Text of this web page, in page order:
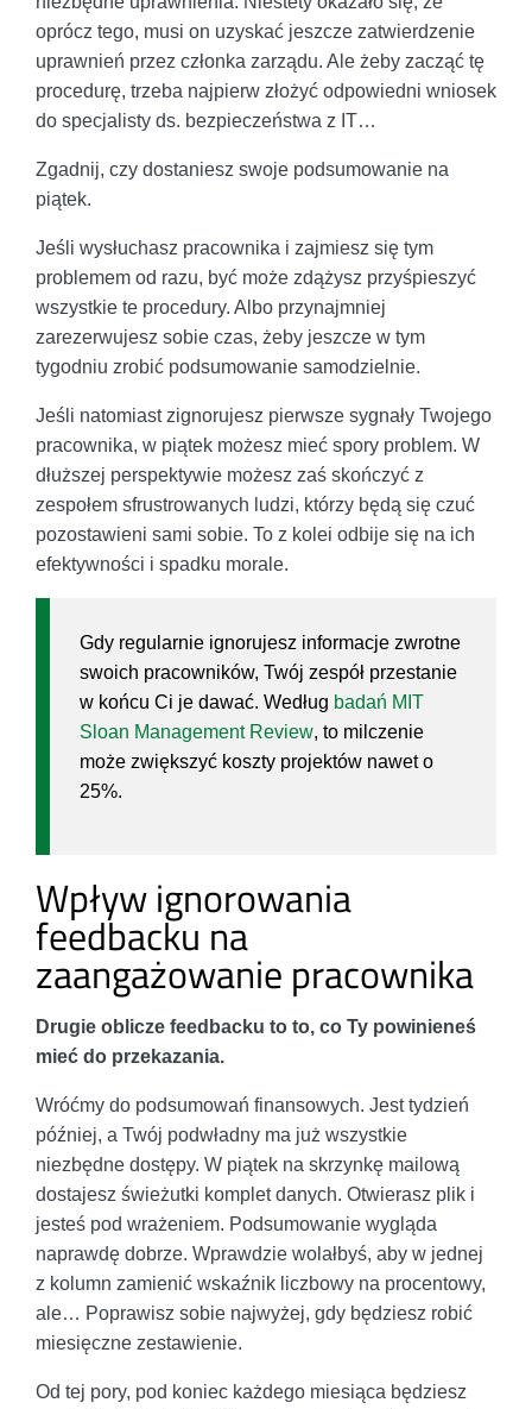
oprócz tego, musi on uzyskać jeszcze zatwierdzenie
uprawnień przez członka zarządu. Ale żeby zacząć tę
procedurę, trzeba najpierw złożyć odpowiedni wniosek
do specjalisty ds. bezpieczeństwa z IT…
Zgadnij, czy dostaniesz swoje podsumowanie na
piątek.
Jeśli wysłuchasz pracownika i zajmiesz się tym
problemem od razu, być może zdążysz przyśpieszyć
wszystkie te procedury. Albo przynajmniej
zarezerwujesz sobie czas, żeby jeszcze w tym
tygodniu zrobić podsumowanie samodzielnie.
Jeśli natomiast zignorujesz pierwsze sygnały Twojego
pracownika, w piątek możesz mieć spory problem. W
dłuższej perspektywie możesz zaś skończyć z
zespołem sfrustrowanych ludzi, którzy będą się czuć
pozostawieni sami sobie. To z kolei odbije się na ich
efektywności i spadku morale.
Gdy regularnie ignorujesz informacje zwrotne
swoich pracowników, Twój zespół przestanie
w końcu Ci je dawać. Według badań MIT
Sloan Management Review, to milczenie
może zwiększyć koszty projektów nawet o
25%.
Wpływ ignorowania
feedbacku na
zaangażowanie pracownika
Drugie oblicze feedbacku to to, co Ty powinieneś
mieć do przekazania.
Wróćmy do podsumowań finansowych. Jest tydzień
później, a Twój podwładny ma już wszystkie
niezbędne dostępy. W piątek na skrzynkę mailową
dostajesz świeżutki komplet danych. Otwierasz plik i
jesteś pod wrażeniem. Podsumowanie wygląda
naprawdę dobrze. Wprawdzie wolałbyś, aby w jednej
z kolumn zamienić wskaźnik liczbowy na procentowy,
ale… Poprawisz sobie najwyżej, gdy będziesz robić
miesięczne zestawienie.
Od tej pory, pod koniec każdego miesiąca będziesz